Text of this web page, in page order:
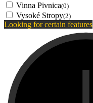
Vinna Pivnica(0)
Vysoké Stropy(2)
Looking for certain features